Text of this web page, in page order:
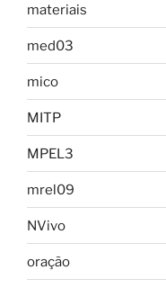
materiais
med03
mico
MITP
MPEL3
mrel09
NVivo
oração